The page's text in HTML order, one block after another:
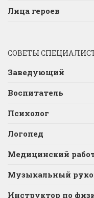
Лица героев
СОВЕТЫ
Заведующий
Воспитатель
Психолог
Логопед
Медицинский
Музыкальный
Инструктор по